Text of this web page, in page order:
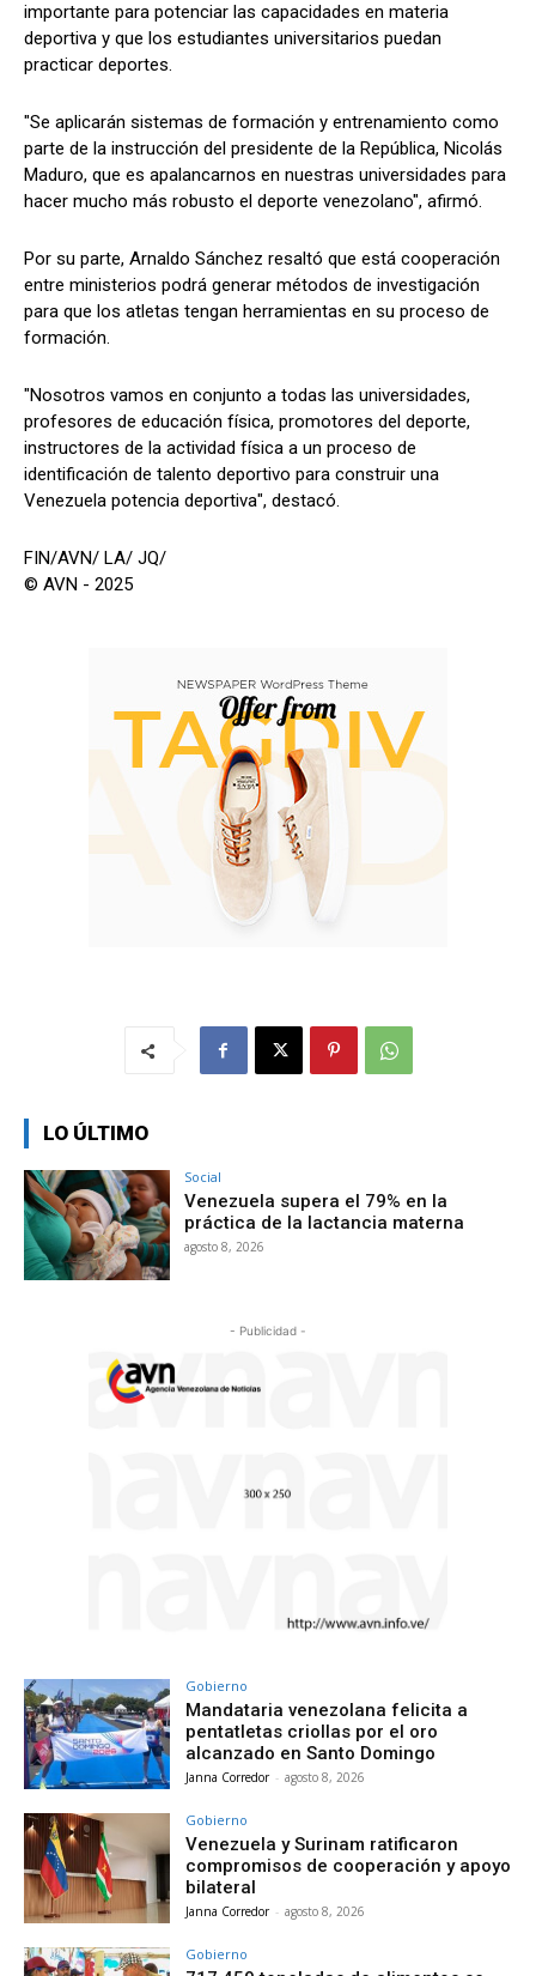
importante para potenciar las capacidades en materia
deportiva y que los estudiantes universitarios puedan
practicar deportes.
"Se aplicarán sistemas de formación y entrenamiento como
parte de la instrucción del presidente de la República, Nicolás
Maduro, que es apalancarnos en nuestras universidades para
hacer mucho más robusto el deporte venezolano", afirmó.
Por su parte, Arnaldo Sánchez resaltó que está cooperación
entre ministerios podrá generar métodos de investigación
para que los atletas tengan herramientas en su proceso de
formación.
"Nosotros vamos en conjunto a todas las universidades,
profesores de educación física, promotores del deporte,
instructores de la actividad física a un proceso de
identificación de talento deportivo para construir una
Venezuela potencia deportiva", destacó.
FIN/AVN/ LA/ JQ/
© AVN - 2025
LO ÚLTIMO
Social
Venezuela supera el 79% en la
práctica de la lactancia materna
agosto 8, 2026
- Publicidad -
Gobierno
Mandataria venezolana felicita a
pentatletas criollas por el oro
alcanzado en Santo Domingo
Janna Corredor - agosto 8, 2026
Gobierno
Venezuela y Surinam ratificaron
compromisos de cooperación y apoyo
bilateral
Janna Corredor - agosto 8, 2026
Gobierno